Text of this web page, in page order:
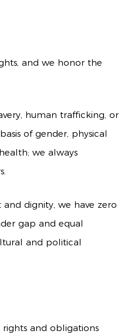
and we honor the
human trafficking, or
of gender, physical
we always
dignity, we have zero
gap and equal
and political
and obligations